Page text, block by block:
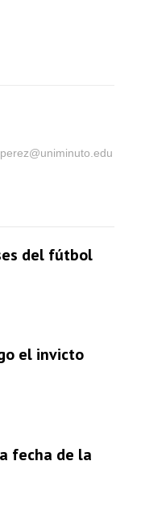
del fútbol
el invicto
fecha de la